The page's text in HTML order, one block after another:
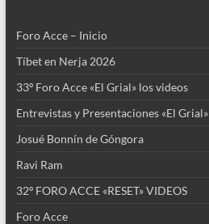
Foro Acce – Inicio
Tíbet en Nerja 2026
33º Foro Acce «El Grial» los videos
Entrevistas y Presentaciones «El Grial»
Josué Bonnín de Góngora
Ravi Ram
32º FORO ACCE «RESET» VIDEOS
Foro Acce